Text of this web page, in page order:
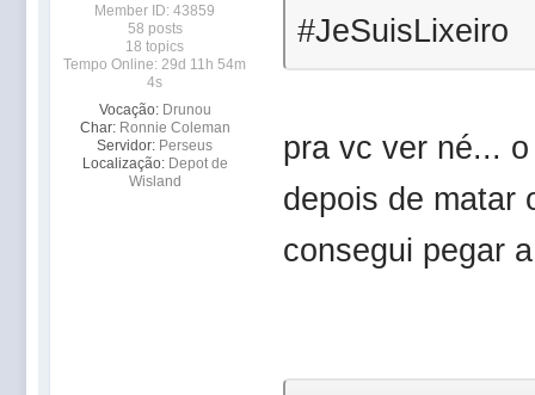
Member ID: 43859
58 posts
18 topics
Tempo Online: 29d 11h 54m
4s
Vocação: Drunou
Char: Ronnie Coleman
Servidor: Perseus
Localização: Depot de
Wisland
#JeSuisLixeiro
pra vc ver né...
depois de matar
consegui pegar